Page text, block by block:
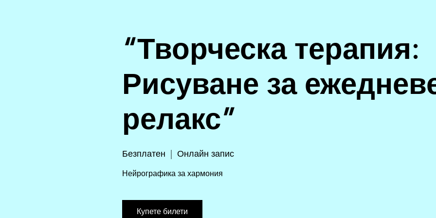
“Творческа терапия:
Рисуване за
релакс”
Безплатен Онлайн запис
Нейрографика за хармония
Купете билети